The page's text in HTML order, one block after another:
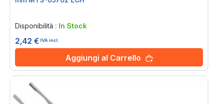
Disponibilità : In Stock
2,42 € IVA incl.
Aggiungi al Carrello